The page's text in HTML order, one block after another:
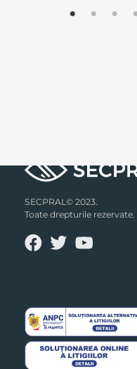
SECPRAL© 2023.
Toate drepturile rezervate.